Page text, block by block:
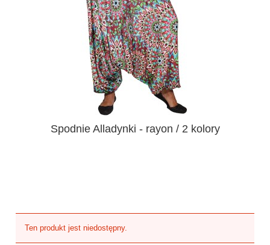
Spodnie Alladynki - rayon / 2 kolory
Ten produkt jest niedostępny.